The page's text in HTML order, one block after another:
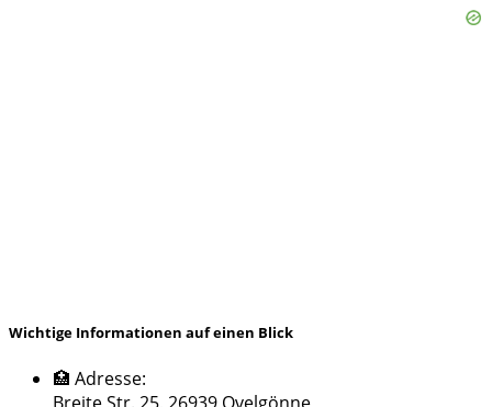
Wichtige Informationen auf einen Blick
🏥 Adresse: